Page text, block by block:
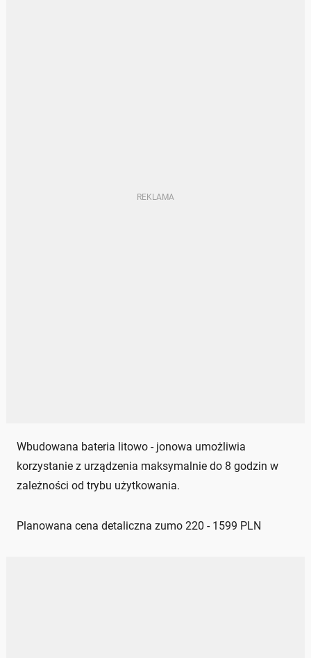
Wbudowana bateria litowo - jonowa umożliwia
korzystanie z urządzenia maksymalnie do 8 godzin w
zależności od trybu użytkowania.
Planowana cena detaliczna zumo 220 - 1599 PLN